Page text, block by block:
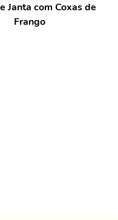
Janta com Coxas de
Frango